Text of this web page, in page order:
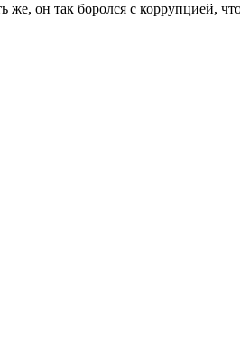
он так боролся с коррупцией,